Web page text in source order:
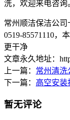
洗，欢迎来电咨询
常州顺洁保洁公司
0519-85571110，
更干净
文章永久地址：
上一篇： 常州清洗
下一篇： 高空安装
暂无评论